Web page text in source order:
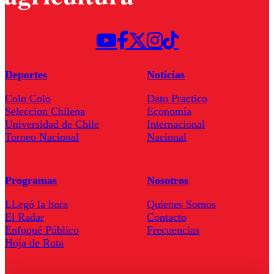
Deportes
Colo Colo
Seleccion Chilena
Universidad de Chile
Torneo Nacional
Noticias
Dato Practico
Economía
Internacional
Nacional
Programas
LLegó la hora
El Radar
Enfoqué Público
Hoja de Ruta
Nosotros
Quienes Somos
Contacto
Frecuencias